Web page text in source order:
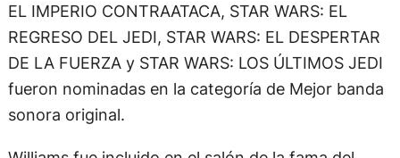
EL IMPERIO CONTRAATACA, STAR WARS: EL
REGRESO DEL JEDI, STAR WARS: EL DESPERTAR
DE LA FUERZA y STAR WARS: LOS ÚLTIMOS JEDI
fueron nominadas en la categoría de Mejor banda
sonora original.